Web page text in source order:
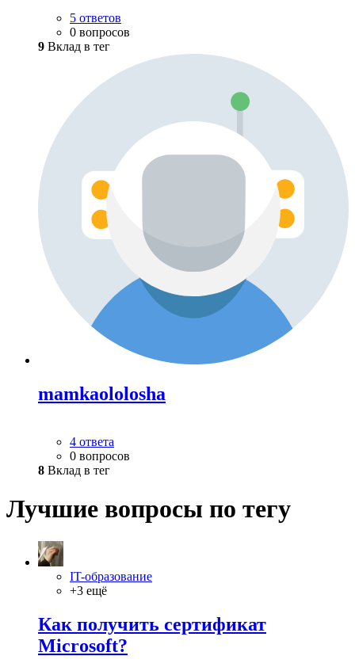
5 ответов
0 вопросов
9 Вклад в тег
mamkaololosha
4 ответа
0 вопросов
8 Вклад в тег
Лучшие вопросы по тегу
IT-образование
+3 ещё
Как получить сертификат
Microsoft?